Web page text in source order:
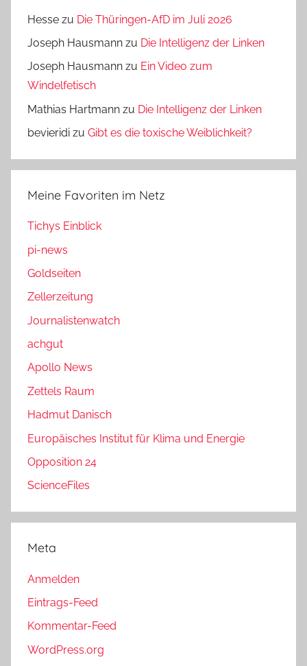
Hesse zu Die Thüringen-AfD im Juli 2026
Joseph Hausmann zu Die Intelligenz der Linken
Joseph Hausmann zu Ein Video zum
Windelfetisch
Mathias Hartmann zu Die Intelligenz der Linken
bevieridi zu Gibt es die toxische Weiblichkeit?
Meine Favoriten im Netz
Tichys Einblick
pi-news
Goldseiten
Zellerzeitung
Journalistenwatch
achgut
Apollo News
Zettels Raum
Hadmut Danisch
Europäisches Institut für Klima und Energie
Opposition 24
ScienceFiles
Meta
Anmelden
Eintrags-Feed
Kommentar-Feed
WordPress.org